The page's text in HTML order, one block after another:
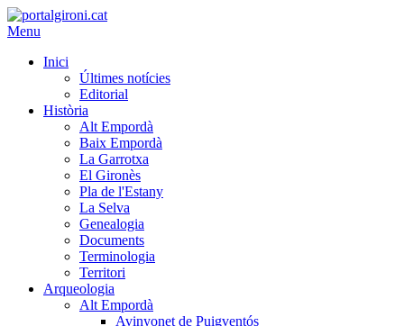
Menu
Inici
Últimes notícies
Editorial
Història
Alt Empordà
Baix Empordà
La Garrotxa
El Gironès
Pla de l'Estany
La Selva
Genealogia
Documents
Terminologia
Territori
Arqueologia
Alt Empordà
Avinyonet de Puigventós